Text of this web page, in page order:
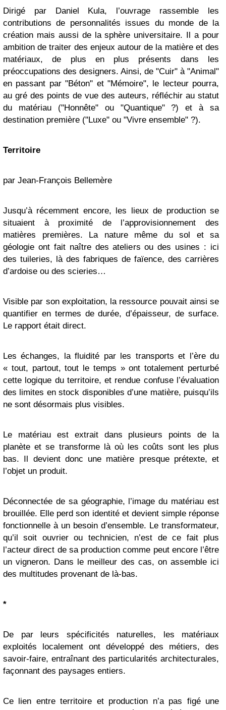
Dirigé par Daniel Kula, l’ouvrage rassemble les
contributions de personnalités issues du monde de la
création mais aussi de la sphère universitaire. Il a pour
ambition de traiter des enjeux autour de la matière et des
matériaux, de plus en plus présents dans les
préoccupations des designers. Ainsi, de "Cuir" à "Animal"
en passant par "Béton" et "Mémoire", le lecteur pourra,
au gré des points de vue des auteurs, réfléchir au statut
du matériau ("Honnête" ou "Quantique" ?) et à sa
destination première ("Luxe" ou "Vivre ensemble" ?).
Territoire
par Jean-François Bellemère
Jusqu’à récemment encore, les lieux de production se
situaient à proximité de l’approvisionnement des
matières premières. La nature même du sol et sa
géologie ont fait naître des ateliers ou des usines : ici
des tuileries, là des fabriques de faïence, des carrières
d’ardoise ou des scieries…
Visible par son exploitation, la ressource pouvait ainsi se
quantifier en termes de durée, d’épaisseur, de surface.
Le rapport était direct.
Les échanges, la fluidité par les transports et l’ère du
« tout, partout, tout le temps » ont totalement perturbé
cette logique du territoire, et rendue confuse l’évaluation
des limites en stock disponibles d’une matière, puisqu’ils
ne sont désormais plus visibles.
Le matériau est extrait dans plusieurs points de la
planète et se transforme là où les coûts sont les plus
bas. Il devient donc une matière presque prétexte, et
l’objet un produit.
Déconnectée de sa géographie, l’image du matériau est
brouillée. Elle perd son identité et devient simple réponse
fonctionnelle à un besoin d’ensemble. Le transformateur,
qu’il soit ouvrier ou technicien, n’est de ce fait plus
l’acteur direct de sa production comme peut encore l’être
un vigneron. Dans le meilleur des cas, on assemble ici
des multitudes provenant de là-bas.
*
De par leurs spécificités naturelles, les matériaux
exploités localement ont développé des métiers, des
savoir-faire, entraînant des particularités architecturales,
façonnant des paysages entiers.
Ce lien entre territoire et production n’a pas figé une